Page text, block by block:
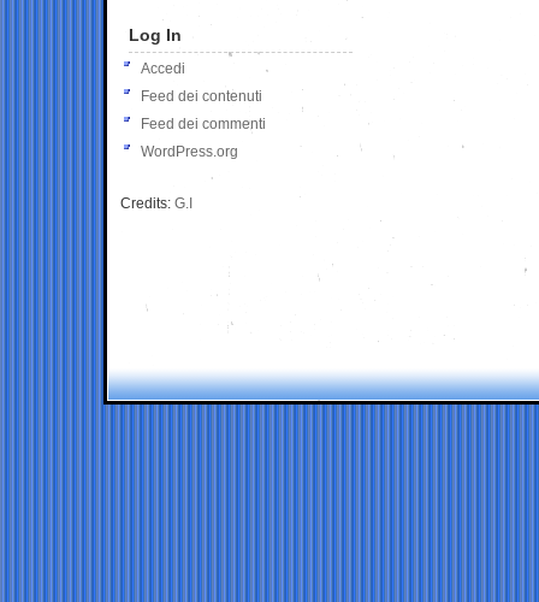
Log In
Accedi
Feed dei contenuti
Feed dei commenti
WordPress.org
Credits: G.I